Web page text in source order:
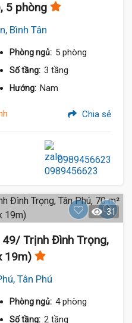
5 phòng
Bình Tân
Phòng ngủ: 5 phòng
Số tầng: 3 tầng
Hướng: Nam
Chia sẻ
0989456623
31
49/ Trịnh Đình Trọng,
19m)
Tân Phú
Phòng ngủ: 4 phòng
Số tầng: 2 tầng